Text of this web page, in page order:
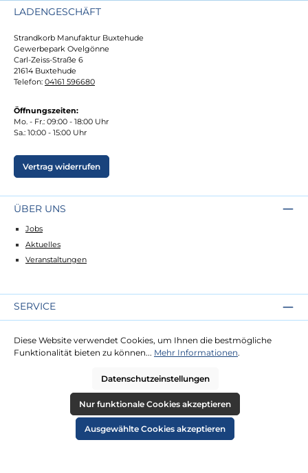
LADENGESCHÄFT
Strandkorb Manufaktur Buxtehude
Gewerbepark Ovelgönne
Carl-Zeiss-Straße 6
21614 Buxtehude
Telefon: 04161 596680
Öffnungszeiten:
Mo. - Fr.: 09:00 - 18:00 Uhr
Sa.: 10:00 - 15:00 Uhr
Vertrag widerrufen
ÜBER UNS
Jobs
Aktuelles
Veranstaltungen
SERVICE
Lieferung
Zahlung
RECHTLICHES
Diese Website verwendet Cookies, um Ihnen die bestmögliche
Funktionalität bieten zu können... Mehr Informationen.
Datenschutzeinstellungen
Nur funktionale Cookies akzeptieren
Ausgewählte Cookies akzeptieren